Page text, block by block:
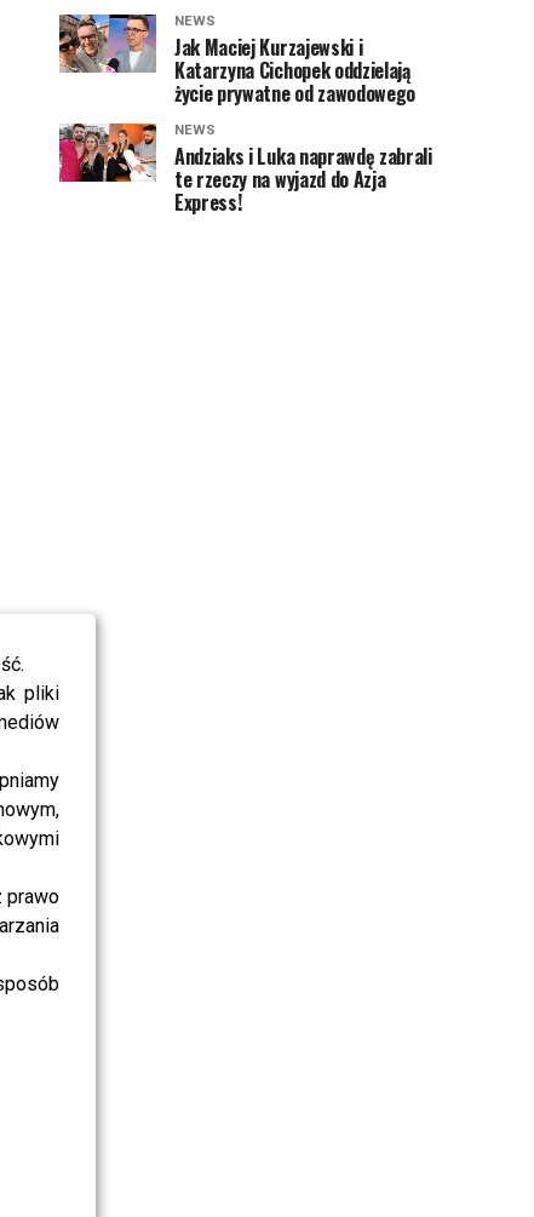
pliki
prawo
NEWS
Jak Maciej Kurzajewski i
Katarzyna Cichopek oddzielają
życie prywatne od zawodowego
NEWS
Andziaks i Luka naprawdę zabrali
te rzeczy na wyjazd do Azja
Express!